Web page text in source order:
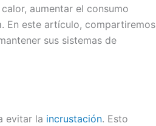
aumentar el consumo
En este artículo, compartiremos
sus sistemas de
evitar la incrustación. Esto